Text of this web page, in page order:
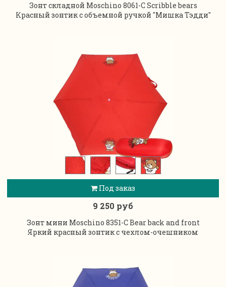
Зонт складной Moschino 8061-C Scribble bears
Красный зонтик с объемной ручкой "Мишка Тэдди"
Под заказ
9 250 руб
Зонт мини Moschino 8351-C Bear back and front
Яркий красный зонтик с чехлом-очешником